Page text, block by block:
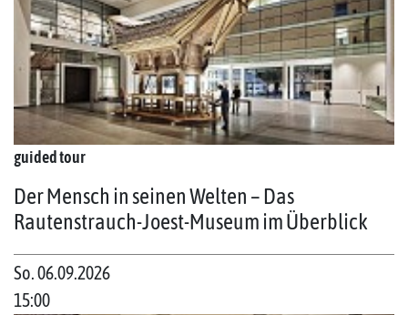
guided tour
Der Mensch in seinen Welten – Das
Rautenstrauch-Joest-Museum im Überblick
So. 06.09.2026
15:00